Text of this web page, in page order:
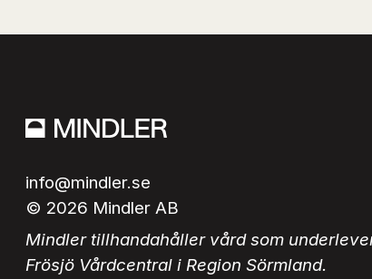
info@mindler.se
© 2026 Mindler AB
Mindler tillhandahåller vård som
Frösjö Vårdcentral i Region Sörmland.